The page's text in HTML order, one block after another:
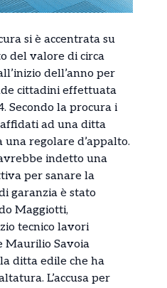
si è accentrata su
del valore di circa
dell’anno per
cittadini effettuata
Secondo la procura i
ad una ditta
una regolare d’appalto.
indetto una
per sanare la
garanzia è stato
Maggiotti,
tecnico lavori
Maurilio Savoia
ditta edile che ha
L’accusa per